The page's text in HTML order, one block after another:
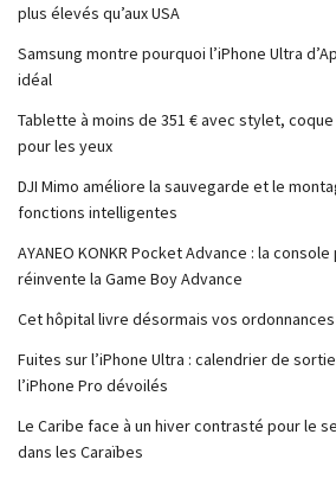
plus élevés qu’aux USA
Samsung montre pourquoi l’iPhone Ultra
idéal
Tablette à moins de 351 € avec stylet,
pour les yeux
DJI Mimo améliore la sauvegarde et le
fonctions intelligentes
AYANEO KONKR Pocket Advance : la
réinvente la Game Boy Advance
Cet hôpital livre désormais vos
Fuites sur l’iPhone Ultra : calendrier de
l’iPhone Pro dévoilés
Le Caribe face à un hiver contrasté pour le
dans les Caraïbes